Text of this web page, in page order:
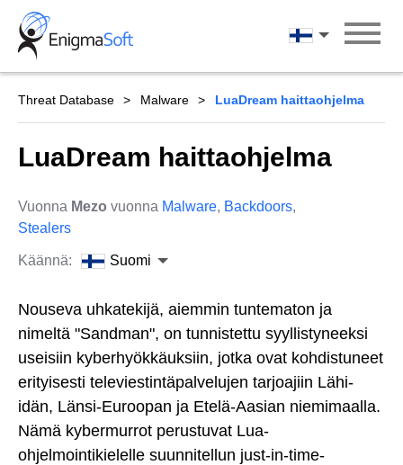
Skip
content
Suomi
Threat Database Malware LuaDream haittaohjelma
LuaDream haittaohjelma
Vuonna Mezo vuonna Malware, Backdoors,
Stealers
Käännä: Suomi
Nouseva uhkatekijä, aiemmin tuntematon ja
nimeltä "Sandman", on tunnistettu syyllistyneeksi
useisiin kyberhyökkäuksiin, jotka ovat kohdistuneet
erityisesti televiestintäpalvelujen tarjoajiin Lähi-
idän, Länsi-Euroopan ja Etelä-Aasian niemimaalla.
Nämä kybermurrot perustuvat Lua-
ohjelmointikielelle suunnitellun just-in-time-